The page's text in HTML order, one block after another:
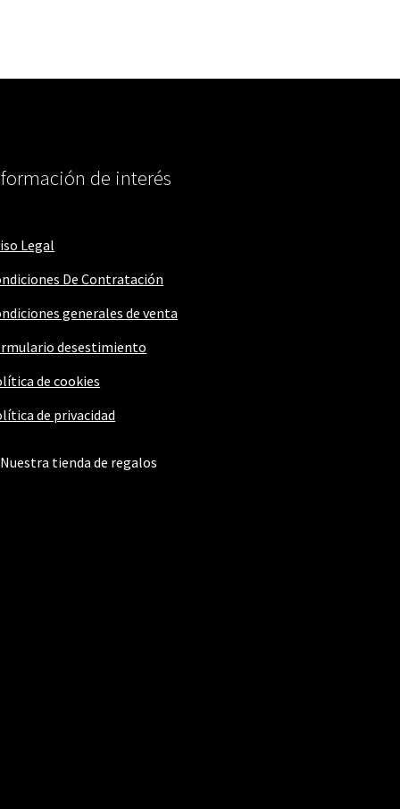
de interés
Legal
De Contratación
generales de venta
desestimiento
de cookies
de privacidad